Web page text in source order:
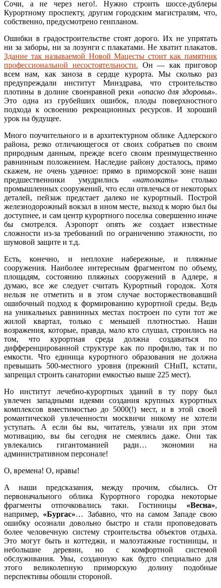
Сочи, а не через него!. Нужно строить шоссе-дублеры
Курортному проспекту, другим городским магистралям, что,
собственно, предусмотрено генпланом.
Ошибки в градостроительстве стоят дорого. Их не упрятать
ни за заборы, ни за лозунги с плакатами. Не хватит плакатов.
Здание так называемой Новой Мацесты стоит как памятник
профессиональной несостоятельности. Он — как приговор
всем нам, как заноза в сердце курорта. Мы сколько раз
предупреждали институт Минздрава, что строительство
плотины в долине своенравной реки «опасно для здоровья».
Это одна из грубейших ошибок, плоды поверхностного
подхода к освоению рекреационных ресурсов. И хороший
урок на будущее.
Много поучительного и в архитектурном облике Адлерского
района, резко отличающегося от своих собратьев по своим
природным данным, прежде всего своим преимущественно
равнинным положением. Наследие району досталось, прямо
скажем, не очень удачное: прямо в приморской зоне наши
предшественники умудрились «натолкать» столько
промышленных сооружений, что если отвлечься от некоторых
деталей, пейзаж предстает далеко не курортный. Построй
железнодорожный вокзал в ином месте, выход к морю был бы
доступнее, и сам центр курортного поселка совершенно иначе
бы смотрелся. Аэропорт опять же создает известные
сложности из-за требований по ограничению этажности, по
шумовой защите и т.д.
Есть, конечно, и неплохие набережные, и пляжные
сооружения. Наиболее интересным фрагментом по объему,
площадям, состоянию пляжных сооружений в Адлере, я
думаю, все же следует считать Курортный городок. Хотя
нельзя не отметить и в этом случае восторжествовавший
ошибочный подход к формированию курортной среды. Ведь
на уникальных равнинных местах построен по сути тот же
жилой квартал, только с меньшей плотностью. Наши
возражения, которые, правда, мало кто слушал, строились на
том, что курортная среда должна создаваться по
дифференцированной структуре как по профилю, так и по
емкости. Что единица курортного образования не должна
превышать 500-местного уровня (прежний СНиП, кстати,
запрещал строить санатории емкостью выше 225 мест).
Но институт лечебно-курортных зданий в ту пору был
увлечен западными идеями создания крупных курортных
комплексов вместимостью до 5000(!) мест, и в этой своей
романтической увлеченности москвичи никому не хотели
уступать. А если бы вы, читатель, узнали их при этом
мотивацию, вы бы сегодня не смеялись даже. Они так
увлекались гигантоманией ради… экономии на
административном персонале!
О, времена! О, нравы!
А наши предсказания, между прочим, сбылись. От
первоначального облика Курортного городка некоторые
фрагменты отпочковались таки. Гостиницы «Весна»,
например, «Бургас»… Забавно, что на самом Западе свою
ошибку осознали довольно быстро и стали проповедовать
более человечную систему строительства объектов отдыха.
Это могут быть и коттеджи, и малоэтажные гостиницы, и
небольшие деревни, но с комфортной системой
обслуживания. Увы, созданную как будто специально для
этого великолепную приморскую долину подобные
перспективы обошли стороной.